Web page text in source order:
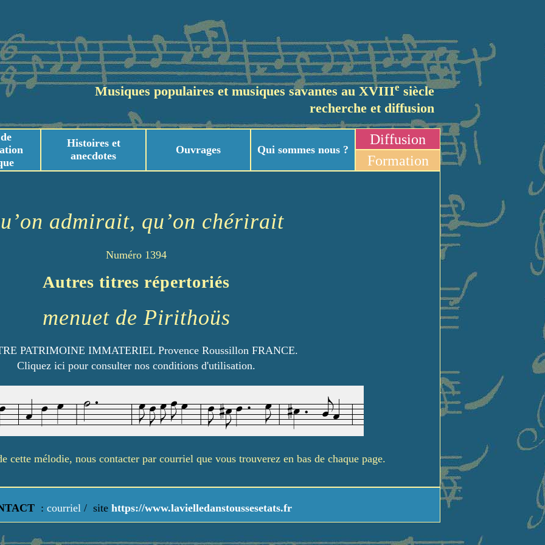
Musiques populaires et musiques savantes au XVIIIesiècle
recherche et diffusion
Histoires et
anecdotes
Ouvrages Qui sommes nous ?
Diffusion
Formation
admirait, qu’on chérirait
Numéro 1394
Autres titres répertoriés
menuet de Pirithoüs
PATRIMOINE IMMATERIEL Provence Roussillon FRANCE.
Cliquez ici pour consulter nos conditions d'utilisation.
cette mélodie, nous contacter par courriel que vous trouverez en bas de chaque page.
: courriel / site https://www.lavielledanstoussesetats.fr